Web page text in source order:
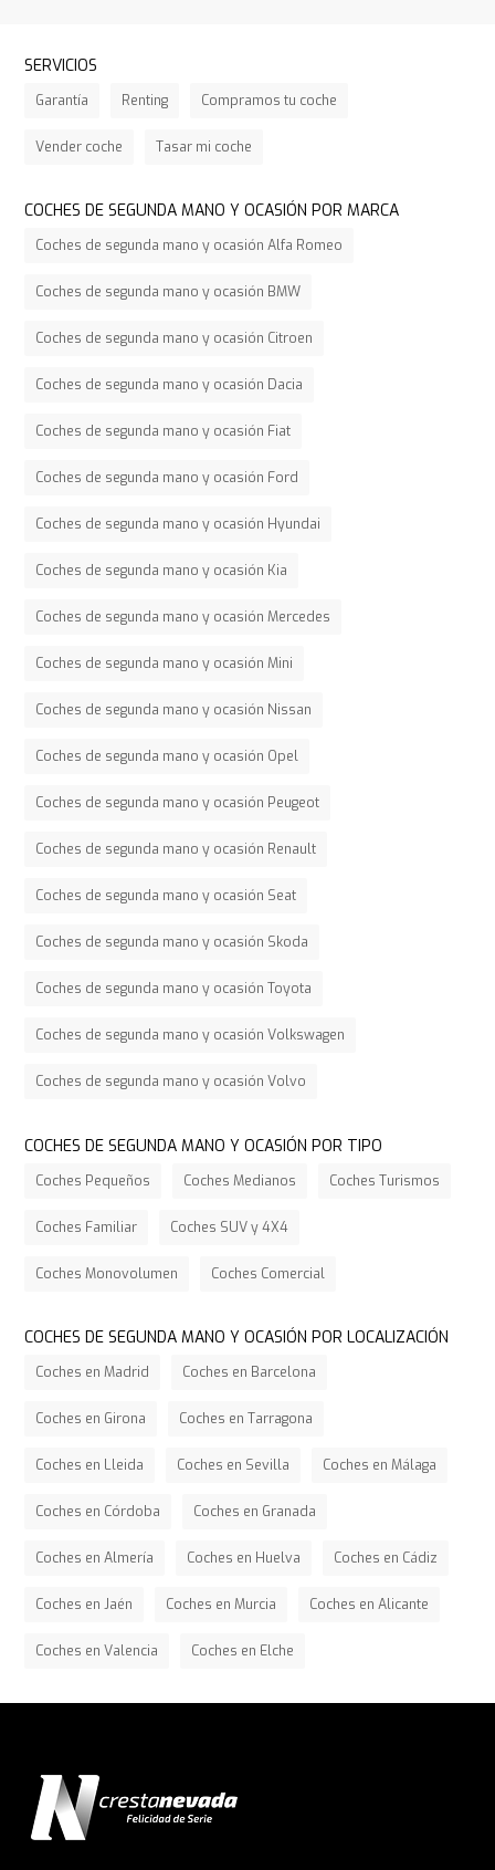
SERVICIOS
Garantía Renting Compramos tu coche
Vender coche Tasar mi coche
COCHES DE SEGUNDA MANO Y OCASIÓN POR MARCA
Coches de segunda mano y ocasión Alfa Romeo
Coches de segunda mano y ocasión BMW
Coches de segunda mano y ocasión Citroen
Coches de segunda mano y ocasión Dacia
Coches de segunda mano y ocasión Fiat
Coches de segunda mano y ocasión Ford
Coches de segunda mano y ocasión Hyundai
Coches de segunda mano y ocasión Kia
Coches de segunda mano y ocasión Mercedes
Coches de segunda mano y ocasión Mini
Coches de segunda mano y ocasión Nissan
Coches de segunda mano y ocasión Opel
Coches de segunda mano y ocasión Peugeot
Coches de segunda mano y ocasión Renault
Coches de segunda mano y ocasión Seat
Coches de segunda mano y ocasión Skoda
Coches de segunda mano y ocasión Toyota
Coches de segunda mano y ocasión Volkswagen
Coches de segunda mano y ocasión Volvo
COCHES DE SEGUNDA MANO Y OCASIÓN POR TIPO
Coches Pequeños Coches Medianos Coches Turismos
Coches Familiar Coches SUV y 4X4
Coches Monovolumen Coches Comercial
COCHES DE SEGUNDA MANO Y OCASIÓN POR LOCALIZACIÓN
Coches en Madrid Coches en Barcelona
Coches en Girona Coches en Tarragona
Coches en Lleida Coches en Sevilla Coches en Málaga
Coches en Córdoba Coches en Granada
Coches en Almería Coches en Huelva Coches en Cádiz
Coches en Jaén Coches en Murcia Coches en Alicante
Coches en Valencia Coches en Elche